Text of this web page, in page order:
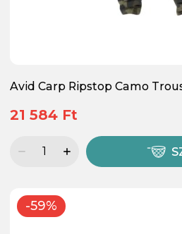
Avid Carp Ripstop Camo
21 584 Ft
-59%